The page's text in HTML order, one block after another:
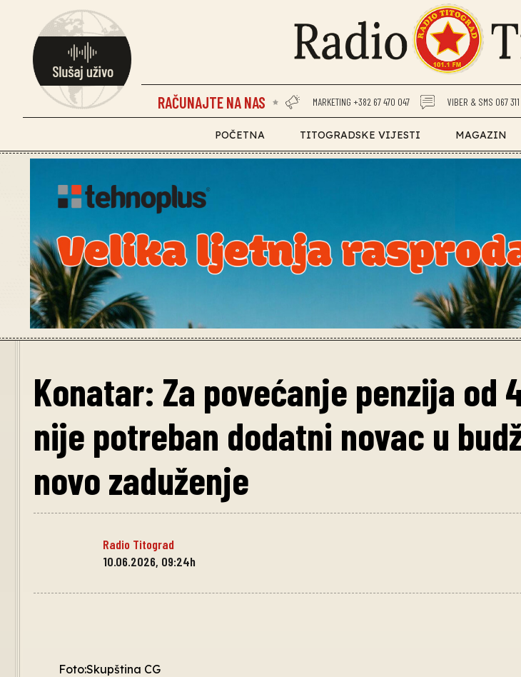
RAČUNAJTE NA NAS MARKETING +382 67 470 047 VIBER & SMS 067
POČETNA TITOGRADSKE VIJESTI MAGAZIN
Konatar: Za povećanje penzija od
nije potreban dodatni novac u
novo zaduženje
Radio Titograd
10.06.2026, 09:24h
Foto:Skupština CG